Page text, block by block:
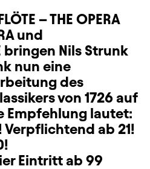
– THE OPERA
und
bringen Nils Strunk
nun eine
des
von 1726 auf
Empfehlung lautet:
Verpflichtend ab 21!
Eintritt ab 99